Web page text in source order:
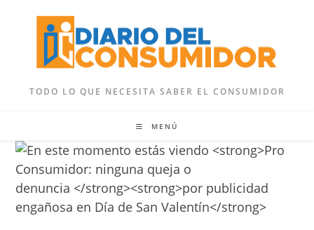
contenido
TODO LO QUE NECESITA SABER EL CONSUMIDOR
MENÚ